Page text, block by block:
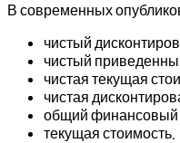
В современных
чистый
чистый
чистая текущая
чистая
общий финансовый
текущая стоимость.